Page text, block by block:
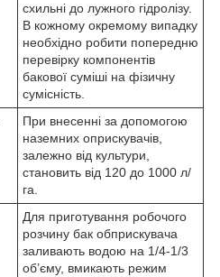
схильні до лужного гідролізу.
В кожному окремому випадку
необхідно робити попередню
перевірку компонентів
бакової суміші на фізичну
сумісність.
При внесенні за допомогою
наземних оприскувачів,
залежно від культури,
становить від 120 до 1000 л/
га.
Для приготування робочого
розчину бак обприскувача
заливають водою на 1/4-1/3
об’єму, вмикають режим